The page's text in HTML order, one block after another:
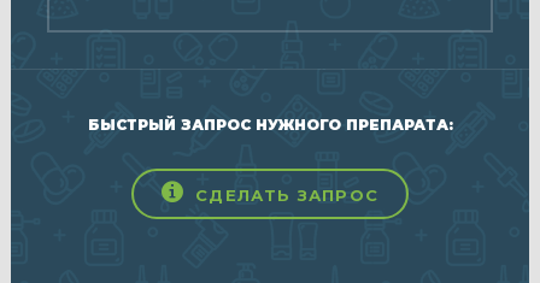
БЫСТРЫЙ ЗАПРОС НУЖНОГО ПРЕПАРАТА:
СДЕЛАТЬ ЗАПРОС